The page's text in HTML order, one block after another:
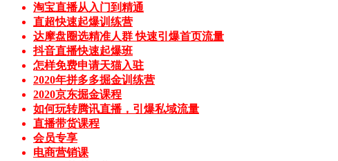
淘宝直播从入门到精通
直超快速起爆训练营
达摩盘圈选精准人群 快速引爆首页流量
抖音直播快速起爆班
怎样免费申请天猫入驻
2020年拼多多掘金训练营
2020京东掘金课程
如何玩转腾讯直播，引爆私域流量
直播带货课程
会员专享
电商营销课